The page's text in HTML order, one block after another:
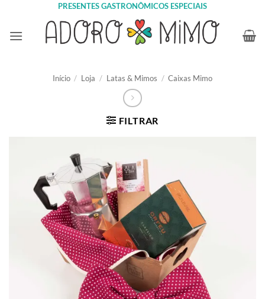
content
PRESENTES GASTRONÔMICOS ESPECIAIS
Início / Loja / Latas & Mimos / Caixas Mimo
FILTRAR